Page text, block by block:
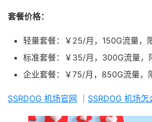
套餐价格：
轻量套餐：￥25/月，150G流量，
标准套餐：￥35/月，300G流量，
企业套餐：￥75/月，850G流量，
SSRDOG 机场官网 SSRDOG 机场怎